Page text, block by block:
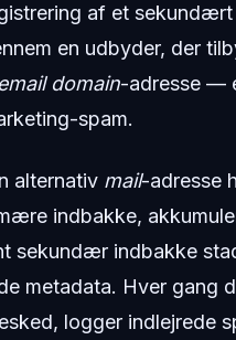
af et
en udbyder, der
email domain-adresse —
spam.
alternativ mail-adresse
indbakke,
sekundær indbakke
metadata. Hver gang
logger indlejrede